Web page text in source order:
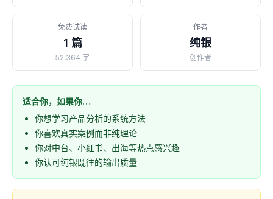
免费试读
1 篇
52,364 字
作者
纯银
创作者
适合你，如果你…
你想学习产品分析的系统方法
你喜欢真实案例而非纯理论
你对中台、小红书、出海等热点感兴趣
你认可纯银既往的输出质量